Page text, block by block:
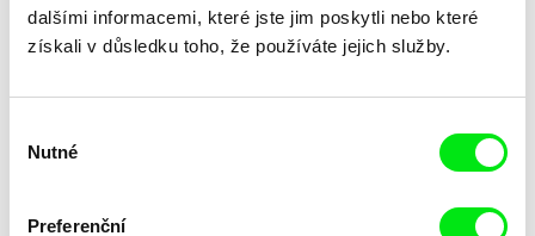
dalšími informacemi, které jste jim poskytli nebo které
získali v důsledku toho, že používáte jejich služby.
souhlasu
Nutné
Preferenční
Diana Saqeb, Malek Shafi'i
Mohtarama
Danielle Schwartz
Mirror Image / EN version